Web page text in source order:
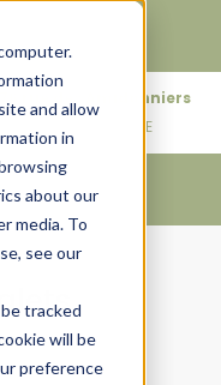
and allow
in
about our
media. To
see our
tracked
will be
preference
76 rue des Amidonniers
31000 TOULOUSE